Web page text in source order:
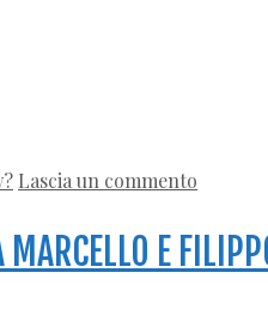
Lascia un commento
E